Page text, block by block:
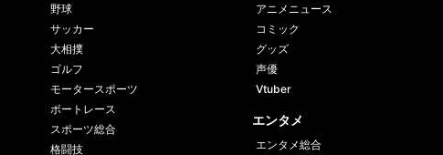
野球
サッカー
大相撲
ゴルフ
モータースポーツ
ボートレース
スポーツ総合
格闘技
アニメニュース
コミック
グッズ
声優
Vtuber
エンタメ
エンタメ総合